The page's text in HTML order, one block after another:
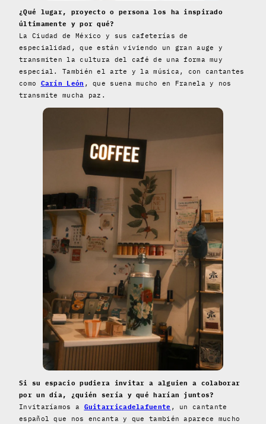
¿Qué lugar, proyecto o persona los ha inspirado
últimamente y por qué?
La Ciudad de México y sus cafeterías de
especialidad, que están viviendo un gran auge y
transmiten la cultura del café de una forma muy
especial. También el arte y la música, con cantantes
como Carín León , que suena mucho en Franela y nos
transmite mucha paz.
Si su espacio pudiera invitar a alguien a colaborar
por un día, ¿quién sería y qué harían juntos?
Invitaríamos a Guitarricadelafuente , un cantante
español que nos encanta y que también aparece mucho